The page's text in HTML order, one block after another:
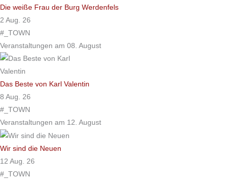
Die weiße Frau der Burg Werdenfels
2 Aug. 26
#_TOWN
Veranstaltungen am 08. August
Das Beste von Karl Valentin
8 Aug. 26
#_TOWN
Veranstaltungen am 12. August
Wir sind die Neuen
12 Aug. 26
#_TOWN